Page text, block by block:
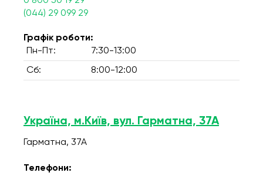
(044) 29 099 29
Графік роботи:
Пн-Пт:
7:30-13:00
Сб: 8:00-12:00
Україна, м.Київ, вул. Гарматна, 37А
Гарматна, 37А
Телефони: